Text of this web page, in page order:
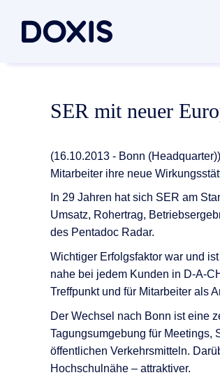
SER mit neuer
(16.10.2013 - Bonn
Mitarbeiter ihre neue
In 29 Jahren hat sich SER am
Umsatz, Rohertrag,
des Pentadoc Radar.
Wichtiger Erfolgsfaktor war und
nahe bei jedem Kunden in D-A-
Treffpunkt und für Mitarbeiter als
Der Wechsel nach Bonn ist eine
Tagungsumgebung für Meetings,
öffentlichen Verkehrsmitteln.
Hochschulnähe – attraktiver.